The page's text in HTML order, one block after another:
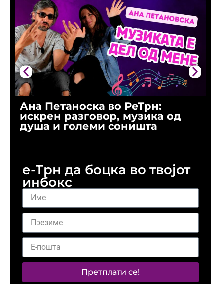
Ана Петаноска во РеТрн:
искрен разговор, музика од
душа и големи соништа
е-Трн да боцка во твојот
инбокс
Претплати се!